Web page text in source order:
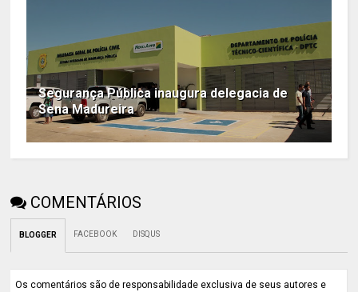
Segurança Pública inaugura delegacia de
Sena Madureira
COMENTÁRIOS
BLOGGER FACEBOOK DISQUS
Os comentários são de responsabilidade exclusiva de seus autores e